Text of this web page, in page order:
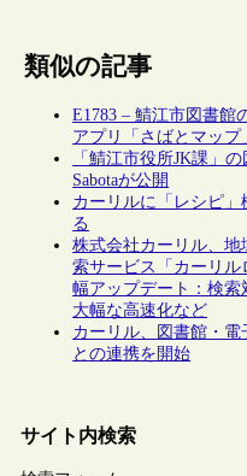
類似の記事
E1783 – 鯖江市図書館
アプリ「さばとマップ
「鯖江市役所JK課」の
Sabotaが公開
カーリルに「レシピ」
る
株式会社カーリル、地
索サービス「カーリル
幅アップデート：検索
大幅な高速化など
カーリル、図書館・電
との連携を開始
サイト内検索